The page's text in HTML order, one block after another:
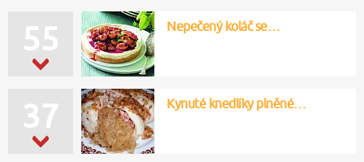
55 Nepečený koláč se…
37 Kynuté knedlíky plněné…